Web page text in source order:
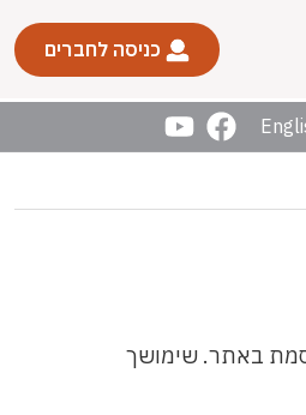
כניסה לחברים
באתר. שימושך